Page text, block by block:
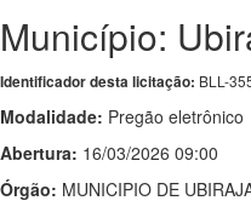
Município:
Identificador desta licitação: BLL-
Modalidade: Pregão eletrônico
Abertura: 16/03/2026 09:00
Órgão: MUNICIPIO DE